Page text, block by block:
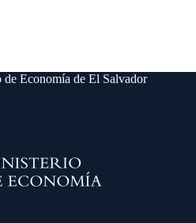
Economía de El Salvador